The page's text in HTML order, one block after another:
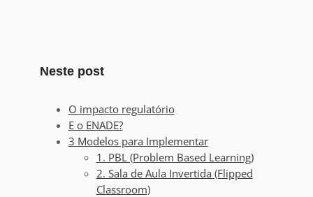
Neste post
O impacto regulatório
E o ENADE?
3 Modelos para Implementar
1. PBL (Problem Based Learning)
2. Sala de Aula Invertida (Flipped
Classroom)